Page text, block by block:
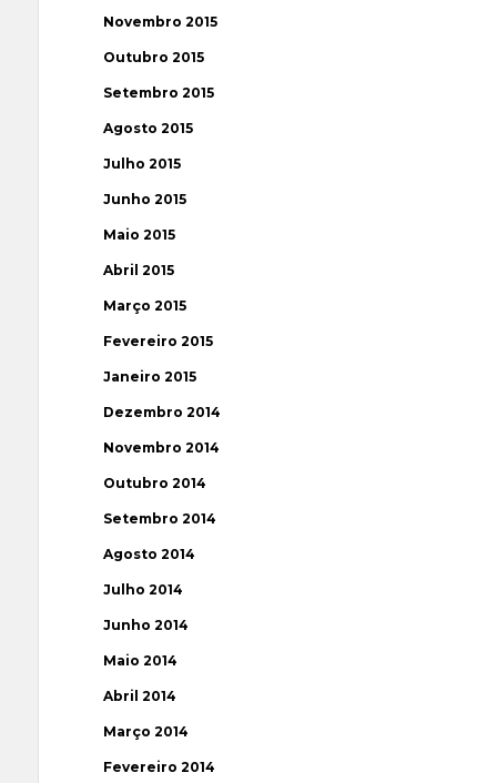
Novembro 2015
Outubro 2015
Setembro 2015
Agosto 2015
Julho 2015
Junho 2015
Maio 2015
Abril 2015
Março 2015
Fevereiro 2015
Janeiro 2015
Dezembro 2014
Novembro 2014
Outubro 2014
Setembro 2014
Agosto 2014
Julho 2014
Junho 2014
Maio 2014
Abril 2014
Março 2014
Fevereiro 2014